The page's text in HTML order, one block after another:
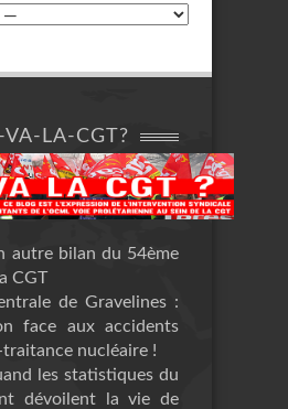
VA-LA-CGT?
autre bilan du 54ème
CGT
de Gravelines :
face aux accidents
traitance nucléaire !
les statistiques du
dévoilent la vie de